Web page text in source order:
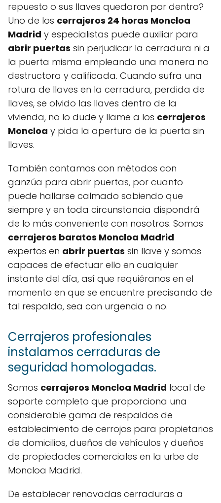
repuesto o sus llaves quedaron por dentro?
Uno de los cerrajeros 24 horas Moncloa
Madrid y especialistas puede auxiliar para
abrir puertas sin perjudicar la cerradura ni a
la puerta misma empleando una manera no
destructora y calificada. Cuando sufra una
rotura de llaves en la cerradura, perdida de
llaves, se olvido las llaves dentro de la
vivienda, no lo dude y llame a los cerrajeros
Moncloa y pida la apertura de la puerta sin
llaves.
También contamos con métodos con
ganzúa para abrir puertas, por cuanto
puede hallarse calmado sabiendo que
siempre y en toda circunstancia dispondrá
de lo más conveniente con nosotros. Somos
cerrajeros baratos Moncloa Madrid
expertos en abrir puertas sin llave y somos
capaces de efectuar ello en cualquier
instante del día, así que requiéranos en el
momento en que se encuentre precisando de
tal respaldo, sea con urgencia o no.
Cerrajeros profesionales
instalamos cerraduras de
seguridad homologadas.
Somos cerrajeros Moncloa Madrid local de
soporte completo que proporciona una
considerable gama de respaldos de
establecimiento de cerrojos para propietarios
de domicilios, dueños de vehículos y dueños
de propiedades comerciales en la urbe de
Moncloa Madrid.
De establecer renovadas cerraduras a